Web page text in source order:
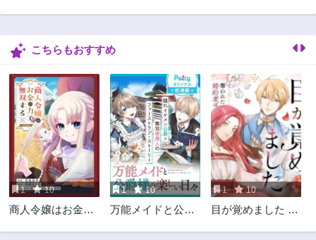
こちらもおすすめ
1 10
商人令嬢はお金の
1 10
万能メイドと公爵
1 10
目が覚めました ～